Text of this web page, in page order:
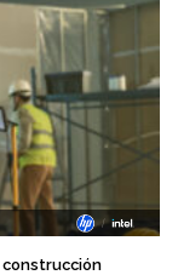
construcción